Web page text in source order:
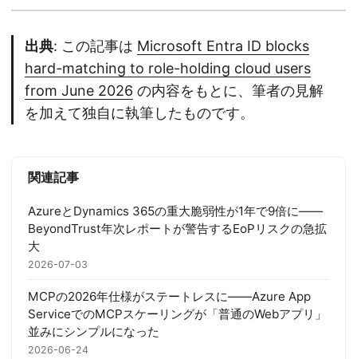
出典: この記事は Microsoft Entra ID blocks
hard-matching to role-holding cloud users
from June 2026 の内容をもとに、筆者の見解
を加えて独自に執筆したものです。
関連記事
AzureとDynamics 365の重大脆弱性が1年で9倍に——
BeyondTrust年次レポートが警告するEoPリスクの急拡
大
2026-07-03
MCPの2026年仕様がステートレスに——Azure App
ServiceでのMCPスケーリングが「普通のWebアプリ」
並みにシンプルになった
2026-06-24